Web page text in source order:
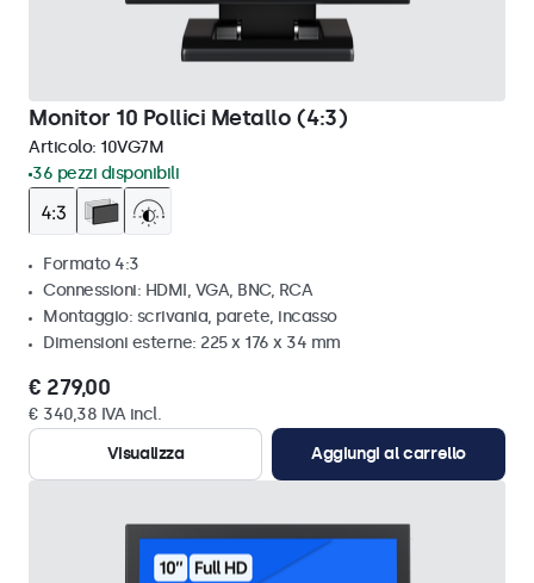
Monitor 10 Pollici Metallo (4:3)
Articolo: 10VG7M
36 pezzi disponibili
Formato 4:3
Connessioni: HDMI, VGA, BNC, RCA
Montaggio: scrivania, parete, incasso
Dimensioni esterne: 225 x 176 x 34 mm
€ 279,00
€ 340,38 IVA incl.
Visualizza
Aggiungi al carrello